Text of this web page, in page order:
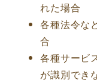
れた場合
各種法令な
合
各種サービ
が識別でき